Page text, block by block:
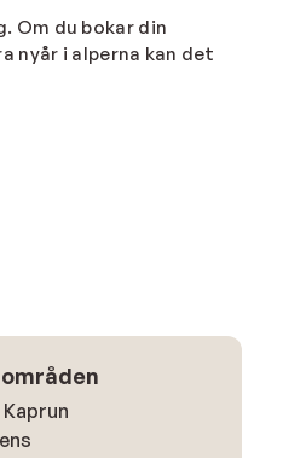
Om du bokar din
nyår i alperna kan det
Kaprun